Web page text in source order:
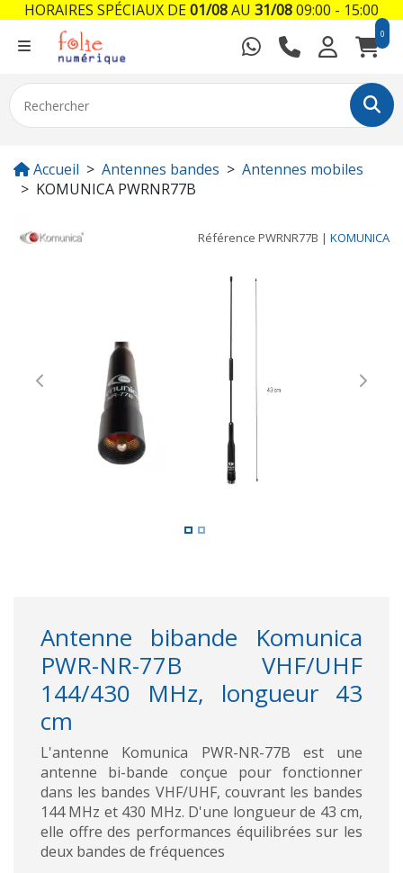
0
Accueil Antennes bandes
Antennes mobiles
KOMUNICA PWRNR77B
Référence PWRNR77B | KOMUNICA
Previous Next
Antenne bibande Komunica
PWR-NR-77B VHF/UHF
144/430 MHz, longueur 43
cm
L'antenne Komunica PWR-NR-77B est une
antenne bi-bande conçue pour fonctionner
dans les bandes VHF/UHF, couvrant les bandes
144 MHz et 430 MHz. D'une longueur de 43 cm,
elle offre des performances équilibrées sur les
deux bandes de fréquences
HORAIRES SPÉCIAUX DE01/08AU 31/0809:00 - 15:00